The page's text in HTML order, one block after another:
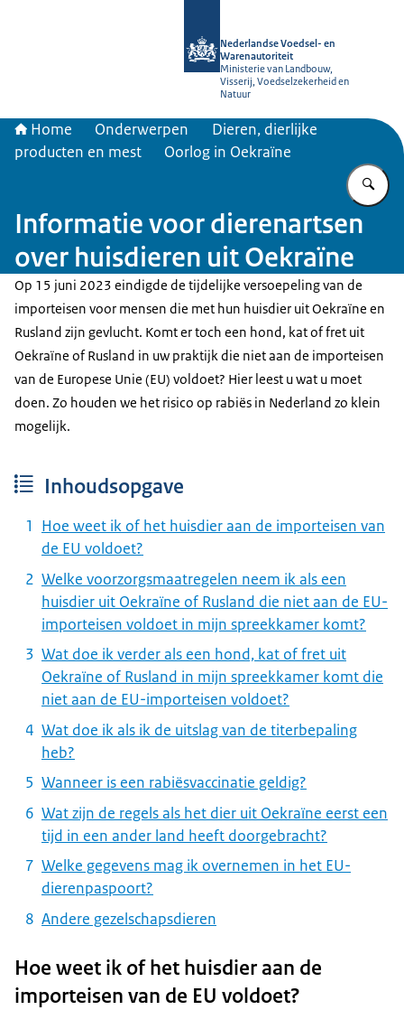
Nederlandse Voedsel- en
Warenautoriteit
Ministerie van Landbouw,
Visserij, Voedselzekerheid en
Natuur
Home Onderwerpen
Dieren, dierlijke
producten en mest
Oorlog in Oekraïne
Informatie voor dierenartsen
over huisdieren uit Oekraïne
Op 15 juni 2023 eindigde de tijdelijke versoepeling van de
importeisen voor mensen die met hun huisdier uit Oekraïne en
Rusland zijn gevlucht. Komt er toch een hond, kat of fret uit
Oekraïne of Rusland in uw praktijk die niet aan de importeisen
van de Europese Unie (EU) voldoet? Hier leest u wat u moet
doen. Zo houden we het risico op rabiës in Nederland zo klein
mogelijk.
Inhoudsopgave
Hoe weet ik of het huisdier aan de importeisen van
de EU voldoet?
Welke voorzorgsmaatregelen neem ik als een
huisdier uit Oekraïne of Rusland die niet aan de EU-
importeisen voldoet in mijn spreekkamer komt?
Wat doe ik verder als een hond, kat of fret uit
Oekraïne of Rusland in mijn spreekkamer komt die
niet aan de EU-importeisen voldoet?
Wat doe ik als ik de uitslag van de titerbepaling
heb?
Wanneer is een rabiësvaccinatie geldig?
Wat zijn de regels als het dier uit Oekraïne eerst een
tijd in een ander land heeft doorgebracht?
Welke gegevens mag ik overnemen in het EU-
dierenpaspoort?
Andere gezelschapsdieren
Hoe weet ik of het huisdier aan de
importeisen van de EU voldoet?